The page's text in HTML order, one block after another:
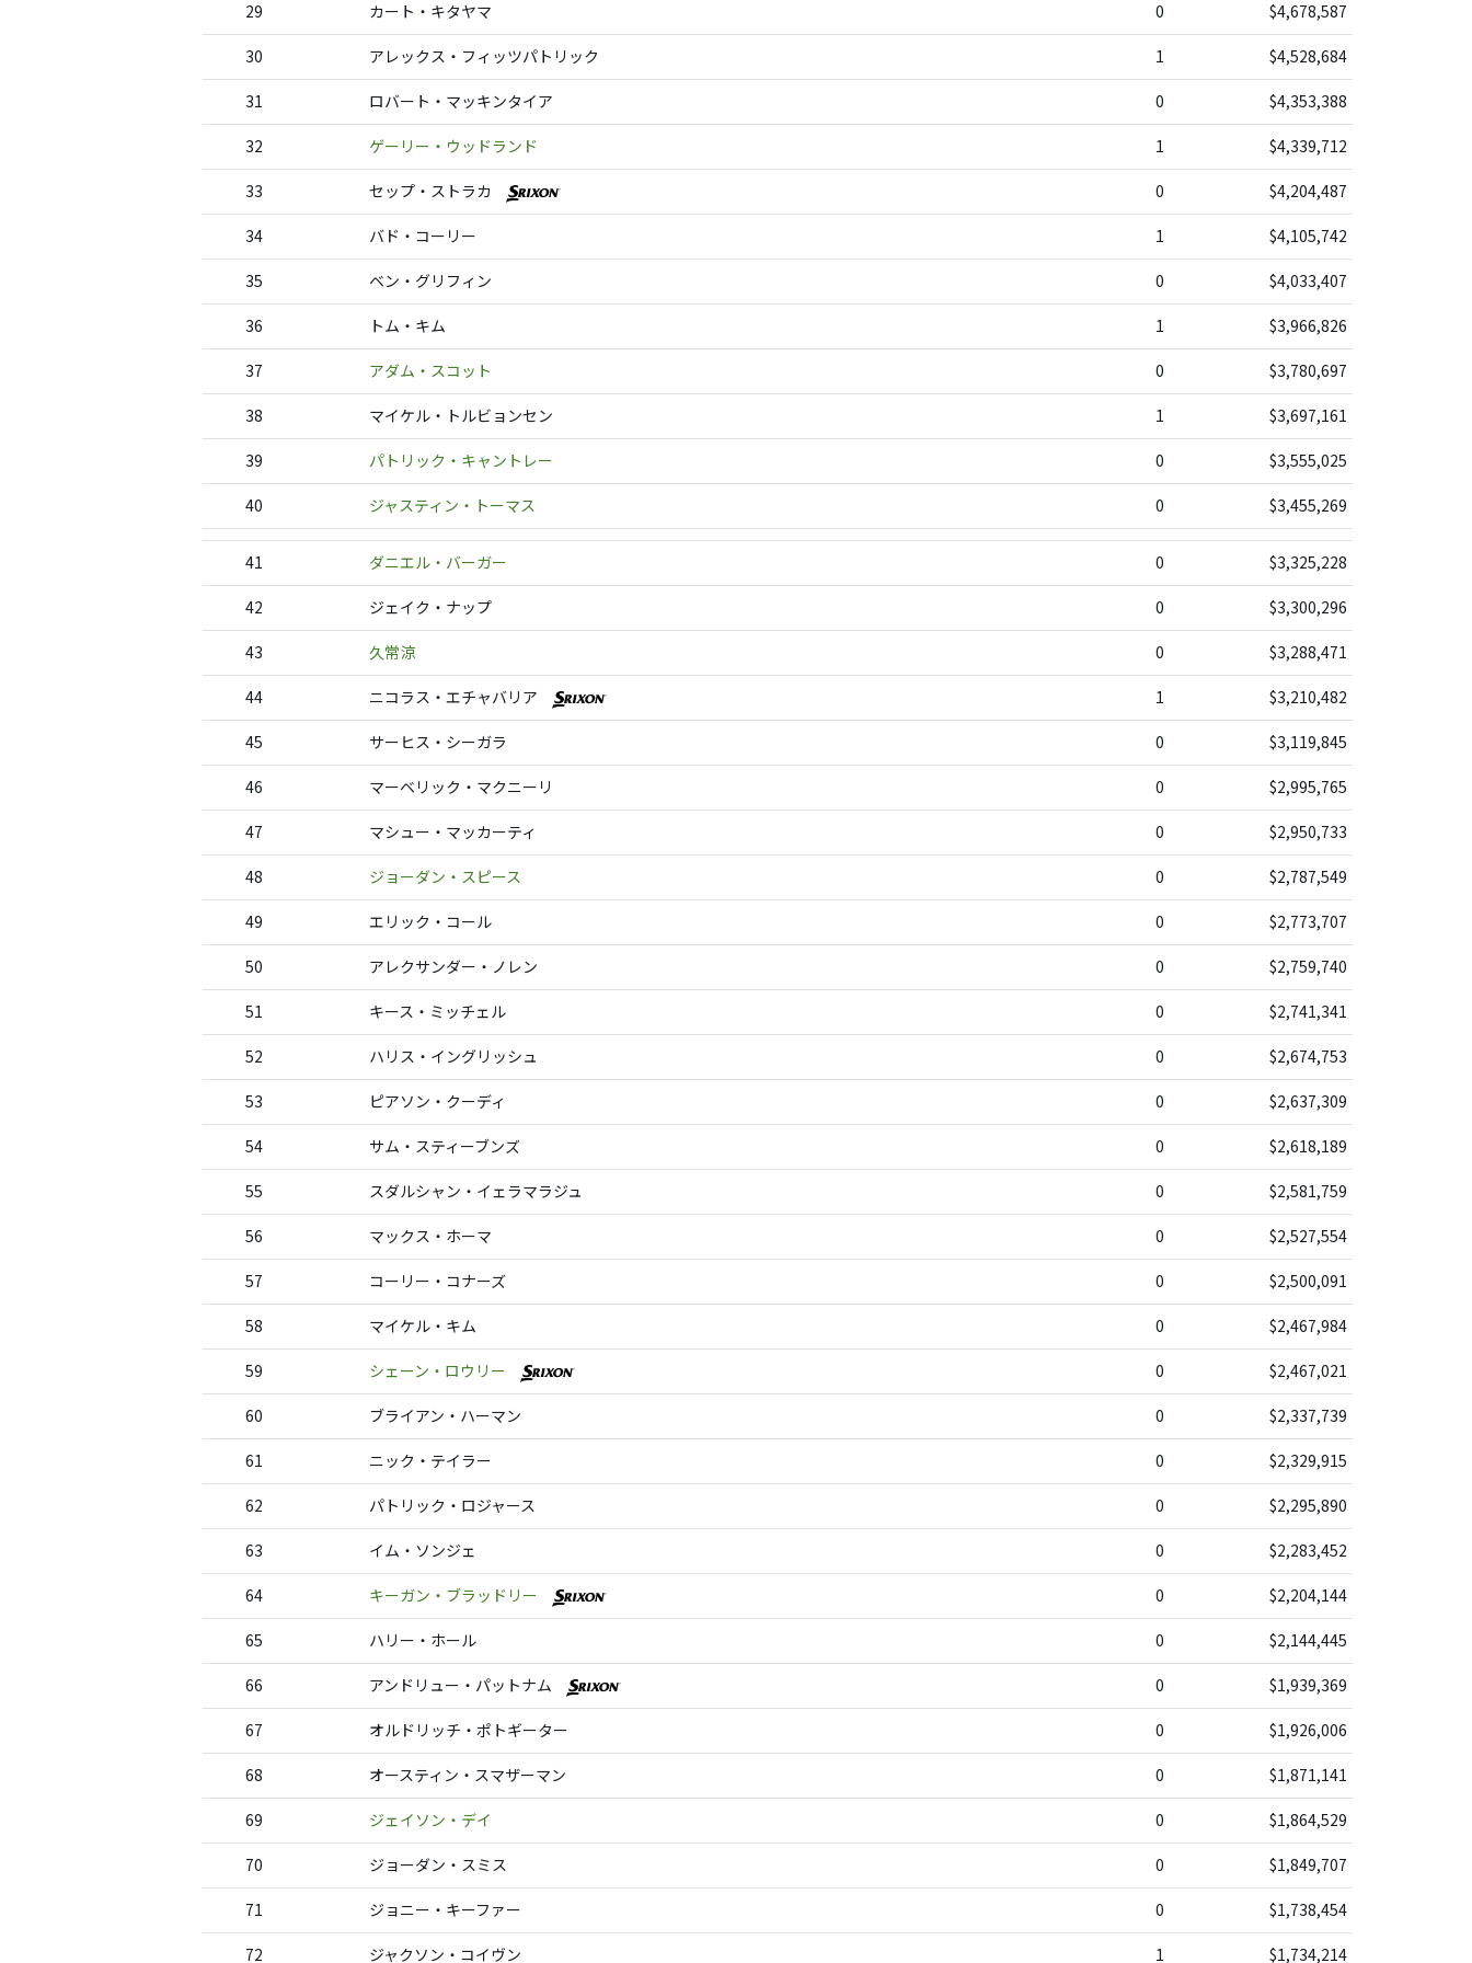
29 カート・キタヤマ 0 $4,678,587
30 アレックス・フィッツパトリック 1 $4,528,684
31 ロバート・マッキンタイア 0 $4,353,388
32 ゲーリー・ウッドランド 1 $4,339,712
33 セップ・ストラカ 0 $4,204,487
34 バド・コーリー 1 $4,105,742
35 ベン・グリフィン 0 $4,033,407
36 トム・キム 1 $3,966,826
37 アダム・スコット 0 $3,780,697
38 マイケル・トルビョンセン 1 $3,697,161
39 パトリック・キャントレー 0 $3,555,025
40 ジャスティン・トーマス 0 $3,455,269
41 ダニエル・バーガー 0 $3,325,228
42 ジェイク・ナップ 0 $3,300,296
43 久常涼 0 $3,288,471
44 ニコラス・エチャバリア 1 $3,210,482
45 サーヒス・シーガラ 0 $3,119,845
46 マーベリック・マクニーリ 0 $2,995,765
47 マシュー・マッカーティ 0 $2,950,733
48 ジョーダン・スピース 0 $2,787,549
49 エリック・コール 0 $2,773,707
50 アレクサンダー・ノレン 0 $2,759,740
51 キース・ミッチェル 0 $2,741,341
52 ハリス・イングリッシュ 0 $2,674,753
53 ピアソン・クーディ 0 $2,637,309
54 サム・スティーブンズ 0 $2,618,189
55 スダルシャン・イェラマラジュ 0 $2,581,759
56 マックス・ホーマ 0 $2,527,554
57 コーリー・コナーズ 0 $2,500,091
58 マイケル・キム 0 $2,467,984
59 シェーン・ロウリー 0 $2,467,021
60 ブライアン・ハーマン 0 $2,337,739
61 ニック・テイラー 0 $2,329,915
62 パトリック・ロジャース 0 $2,295,890
63 イム・ソンジェ 0 $2,283,452
64 キーガン・ブラッドリー 0 $2,204,144
65 ハリー・ホール 0 $2,144,445
66 アンドリュー・パットナム 0 $1,939,369
67 オルドリッチ・ポトギーター 0 $1,926,006
68 オースティン・スマザーマン 0 $1,871,141
69 ジェイソン・デイ 0 $1,864,529
70 ジョーダン・スミス 0 $1,849,707
71 ジョニー・キーファー 0 $1,738,454
72 ジャクソン・コイヴン 1 $1,734,214